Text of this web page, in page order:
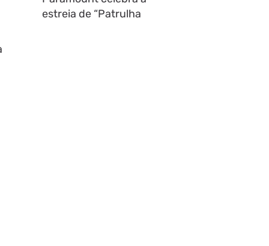
estreia de “Patrulha